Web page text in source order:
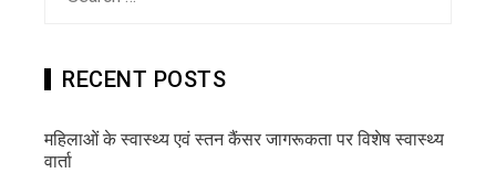
RECENT POSTS
महिलाओं के स्वास्थ्य एवं स्तन कैंसर जागरूकता पर विशेष स्वास्थ्य
वार्ता